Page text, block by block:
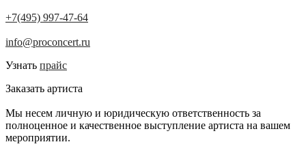
+7(495) 997-47-64
info@proconcert.ru
Узнать прайс
Заказать артиста
Мы несем личную и юридическую ответственность за
полноценное и качественное выступление артиста на вашем
мероприятии.